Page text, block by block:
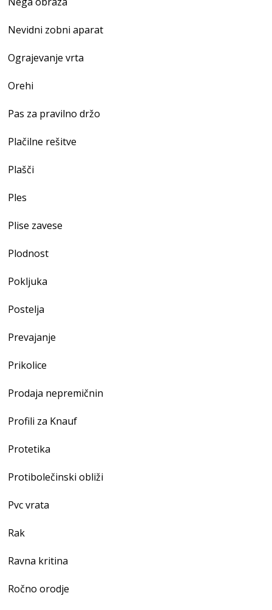
Nevidni zobni aparat
Ograjevanje vrta
Orehi
Pas za pravilno držo
Plačilne rešitve
Plašči
Ples
Plise zavese
Plodnost
Pokljuka
Postelja
Prevajanje
Prikolice
Prodaja nepremičnin
Profili za Knauf
Protetika
Protibolečinski obliži
Pvc vrata
Rak
Ravna kritina
Ročno orodje